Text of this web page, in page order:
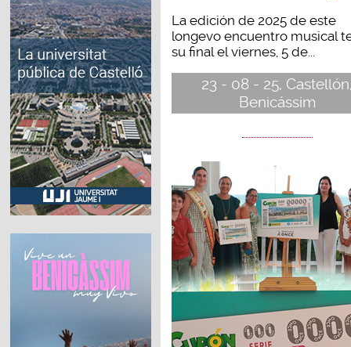
La edición de 2025 de este
longevo encuentro musical
su final el viernes, 5 de...
23 - 08 - 25,
Benicássim